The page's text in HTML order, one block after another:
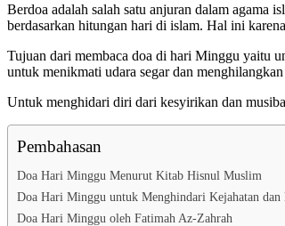
Berdoa adalah salah satu anjuran dalam agama
berdasarkan hitungan hari di islam. Hal ini karena
Tujuan dari membaca doa di hari Minggu yaitu
untuk menikmati udara segar dan menghilangkan
Untuk menghidari diri dari kesyirikan dan
Pembahasan
Doa Hari Minggu Menurut Kitab Hisnul Muslim
Doa Hari Minggu untuk Menghindari Kejahatan dan
Doa Hari Minggu oleh Fatimah Az-Zahrah